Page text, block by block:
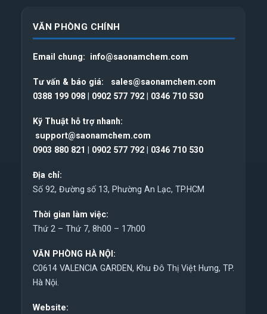
VĂN PHÒNG CHÍNH
Email chung: info@saonamchem.com
Tư vấn & báo giá: sales@saonamchem.com
0388 199 098
0902 577 792 0346 710 530
Kỹ Thuật hỗ trợ nhanh:
support@saonamchem.com
0903 880 821 0902 577 792 0346 710 530
Địa chỉ:
Số 92, Đường số 13, Phường An Lạc, TP.HCM
Thời gian làm việc:
Thứ 2 – Thứ 7, 8h00 – 17h00
VĂN PHÒNG HÀ NỘI:
C0614 VALENCIA GARDEN, Khu Đô Thị Việt Hưng, TP.
Hà Nội.
Website: